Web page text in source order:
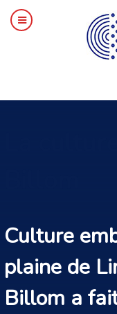
Culture
plaine de
Billom a